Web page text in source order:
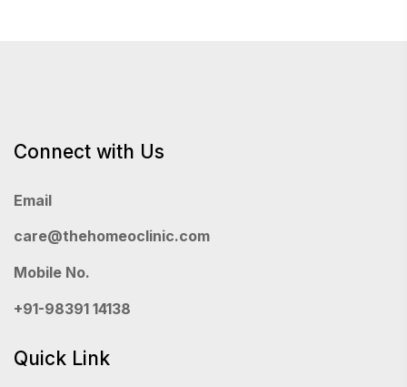
Connect with Us
Email
care@thehomeoclinic.com
Mobile No.
+91-98391 14138
Quick Link